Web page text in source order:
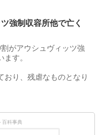
強制収容所他で亡く
がアウシュヴィッツ強
す。
おり、残虐なものとなり
百科事典